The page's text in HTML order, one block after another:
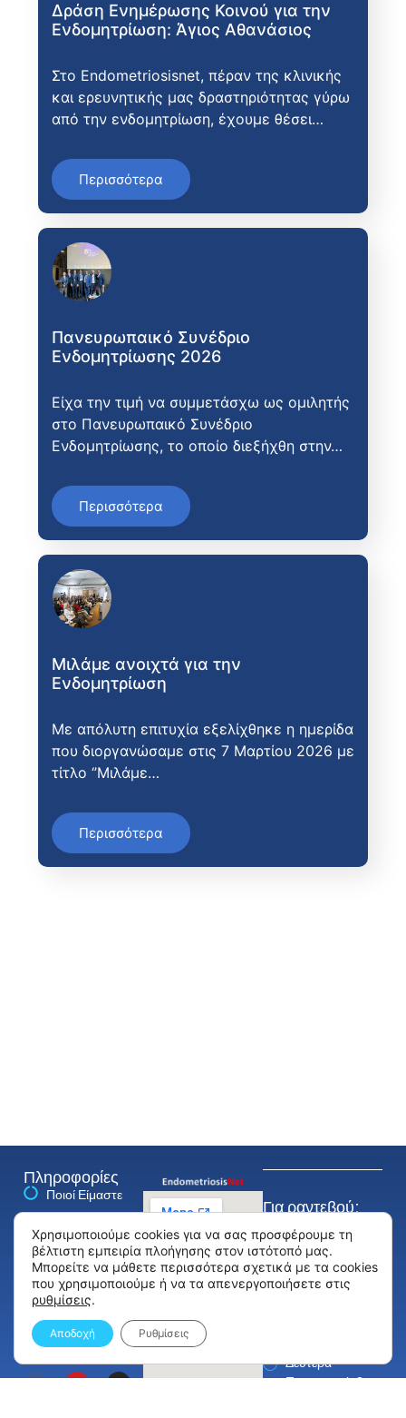
Δράση Ενημέρωσης Κοινού για την
Ενδομητρίωση: Άγιος Αθανάσιος
Στο Endometriosisnet, πέραν της κλινικής
και ερευνητικής μας δραστηριότητας γύρω
από την ενδομητρίωση, έχουμε θέσει…
Περισσότερα
Πανευρωπαικό Συνέδριο
Ενδομητρίωσης 2026
Είχα την τιμή να συμμετάσχω ως ομιλητής
στο Πανευρωπαικό Συνέδριο
Ενδομητρίωσης, το οποίο διεξήχθη στην…
Περισσότερα
Μιλάμε ανοιχτά για την
Ενδομητρίωση
Με απόλυτη επιτυχία εξελίχθηκε η ημερίδα
που διοργανώσαμε στις 7 Μαρτίου 2026 με
τίτλο ‘’Μιλάμε…
Περισσότερα
Πληροφορίες
Ποιοί Είμαστε
Δρ. Γρηγοριάδης
Άρθρα
Τα νέα μας
Πολιτική
Απορρήτου
Για ραντεβού:
2310228933
Ιατρείο
Προξένου
Δευτέρα -
Παρασκευή: 8
Χρησιμοποιούμε cookies για να σας προσφέρουμε τη
βέλτιστη εμπειρία πλοήγησης στον ιστότοπό μας.
Μπορείτε να μάθετε περισσότερα σχετικά με τα cookies
που χρησιμοποιούμε ή να τα απενεργοποιήσετε στις
ρυθμίσεις.
Αποδοχή Ρυθμίσεις